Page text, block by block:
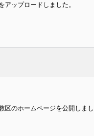
アップロードしました。
区のホームページを公開しまし